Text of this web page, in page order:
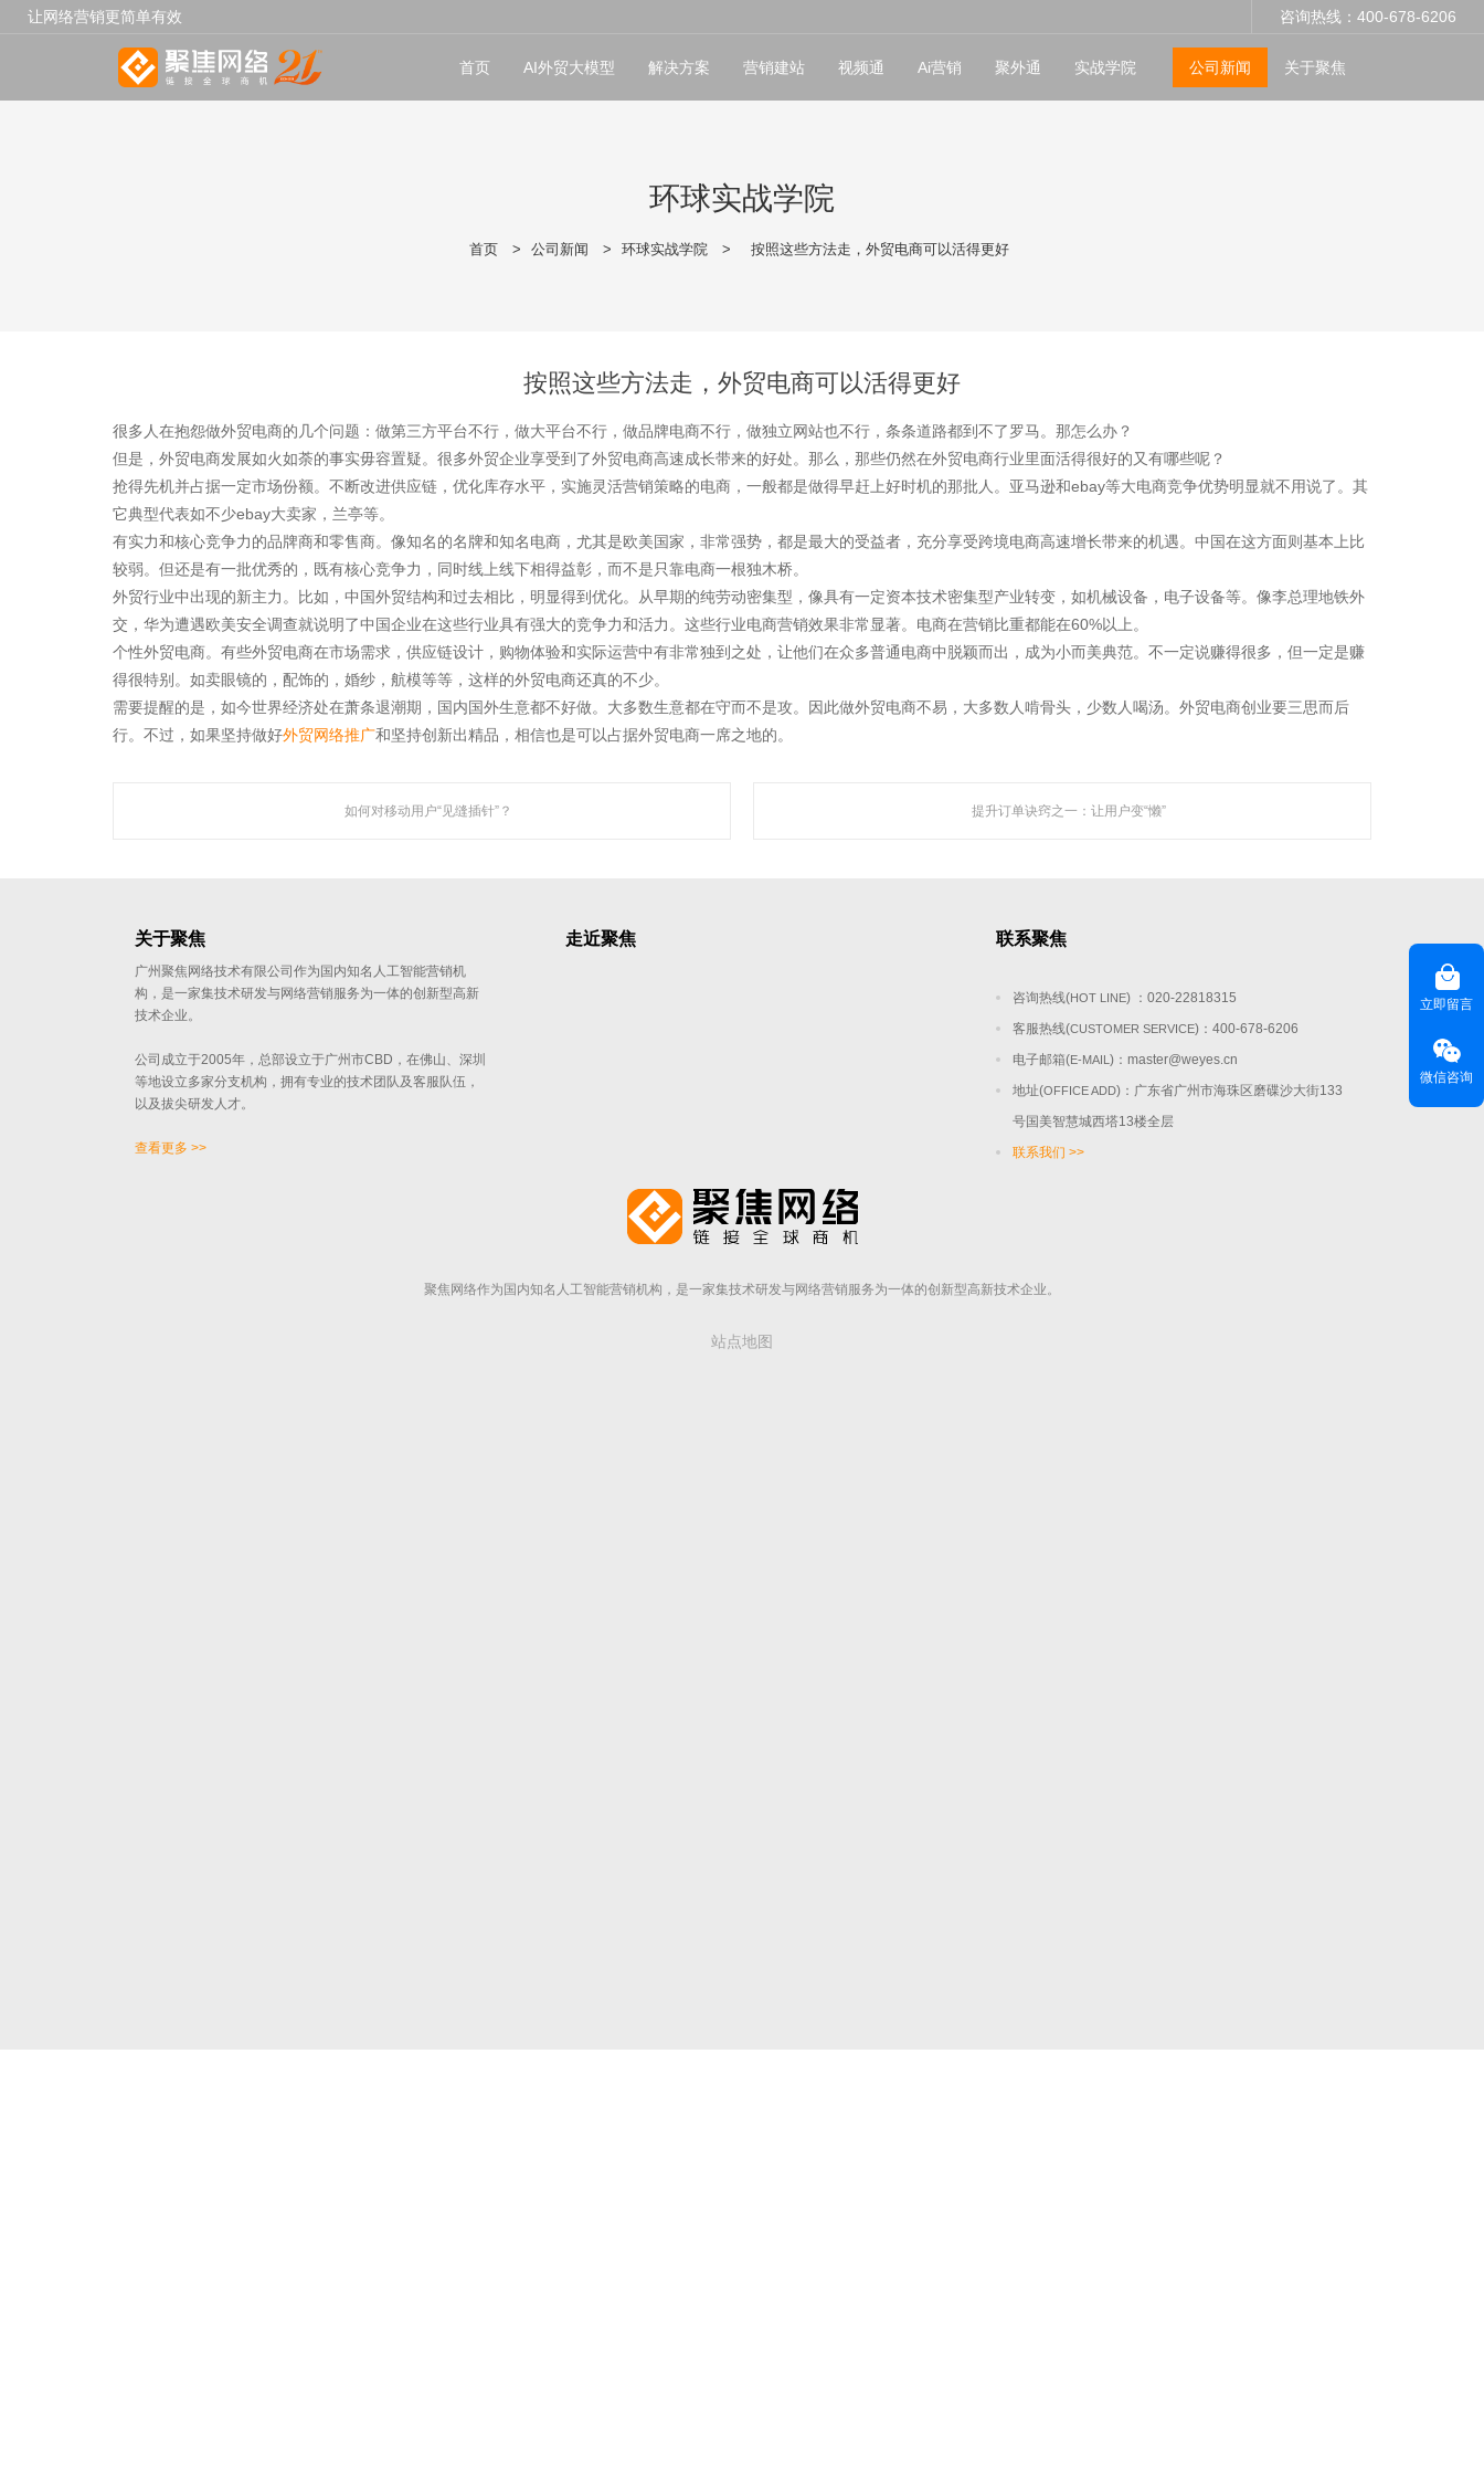
咨询热线：400-678-6206
让网络营销更简单有效
首页 AI外贸大模型 解决方案 营销建站 视频通 Ai营销 聚外通 实战学院 公司新闻 关于聚焦
环球实战学院
首页 > 公司新闻 > 环球实战学院 > 按照这些方法走，外贸电商可以活得更好
按照这些方法走，外贸电商可以活得更好
很多人在抱怨做外贸电商的几个问题：做第三方平台不行，做大平台不行，做品牌电商不行，做独立网站也不行，条条道路都到不了罗马。那怎么办？
但是，外贸电商发展如火如荼的事实毋容置疑。很多外贸企业享受到了外贸电商高速成长带来的好处。那么，那些仍然在外贸电商行业里面活得很好的又有哪些呢？
抢得先机并占据一定市场份额。不断改进供应链，优化库存水平，实施灵活营销策略的电商，一般都是做得早赶上好时机的那批人。亚马逊和ebay等大电商竞争优势明显就不用说了。其
它典型代表如不少ebay大卖家，兰亭等。
有实力和核心竞争力的品牌商和零售商。像知名的名牌和知名电商，尤其是欧美国家，非常强势，都是最大的受益者，充分享受跨境电商高速增长带来的机遇。中国在这方面则基本上比
较弱。但还是有一批优秀的，既有核心竞争力，同时线上线下相得益彰，而不是只靠电商一根独木桥。
外贸行业中出现的新主力。比如，中国外贸结构和过去相比，明显得到优化。从早期的纯劳动密集型，像具有一定资本技术密集型产业转变，如机械设备，电子设备等。像李总理地铁外
交，华为遭遇欧美安全调查就说明了中国企业在这些行业具有强大的竞争力和活力。这些行业电商营销效果非常显著。电商在营销比重都能在60%以上。
个性外贸电商。有些外贸电商在市场需求，供应链设计，购物体验和实际运营中有非常独到之处，让他们在众多普通电商中脱颖而出，成为小而美典范。不一定说赚得很多，但一定是赚
得很特别。如卖眼镜的，配饰的，婚纱，航模等等，这样的外贸电商还真的不少。
需要提醒的是，如今世界经济处在萧条退潮期，国内国外生意都不好做。大多数生意都在守而不是攻。因此做外贸电商不易，大多数人啃骨头，少数人喝汤。外贸电商创业要三思而后
行。不过，如果坚持做好外贸网络推广和坚持创新出精品，相信也是可以占据外贸电商一席之地的。
如何对移动用户“见缝插针”？ 提升订单诀窍之一：让用户变“懒”
关于聚焦
广州聚焦网络技术有限公司作为国内知名人工智能营销机
构，是一家集技术研发与网络营销服务为一体的创新型高新
技术企业。
公司成立于2005年，总部设立于广州市CBD，在佛山、深圳
等地设立多家分支机构，拥有专业的技术团队及客服队伍，
以及拔尖研发人才。
查看更多 >>
走近聚焦 联系聚焦
咨询热线(HOT LINE) ：020-22818315
客服热线(CUSTOMER SERVICE)：400-678-6206
电子邮箱(E-MAIL )：master@weyes.cn
地址(OFFICE ADD)：广东省广州市海珠区磨碟沙大街133
号国美智慧城西塔13楼全层
联系我们 >>
聚焦网络作为国内知名人工智能营销机构，是一家集技术研发与网络营销服务为一体的创新型高新技术企业。
站点地图
立即留言
微信咨询